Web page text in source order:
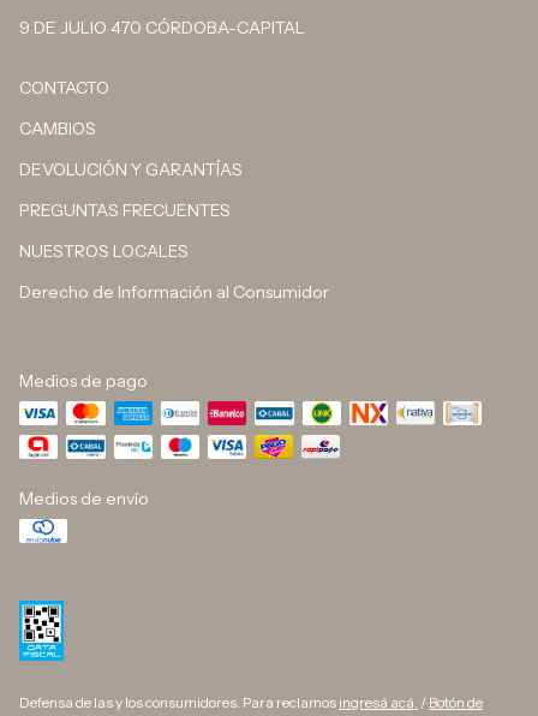
9 DE JULIO 470 CÓRDOBA-CAPITAL
CONTACTO
CAMBIOS
DEVOLUCIÓN Y GARANTÍAS
PREGUNTAS FRECUENTES
NUESTROS LOCALES
Derecho de Información al Consumidor
Medios de pago
Medios de envío
Defensa de las y los consumidores. Para reclamos ingresá acá. / Botón de